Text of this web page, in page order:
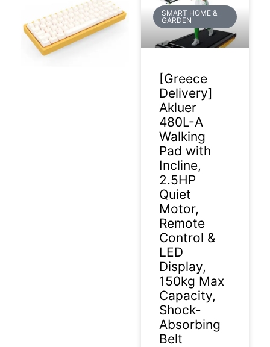
SMART HOME &
GARDEN
[Greece
Delivery]
Akluer
480L-A
Walking
Pad with
Incline,
2.5HP
Quiet
Motor,
Remote
Control &
LED
Display,
150kg Max
Capacity,
Shock-
Absorbing
Belt